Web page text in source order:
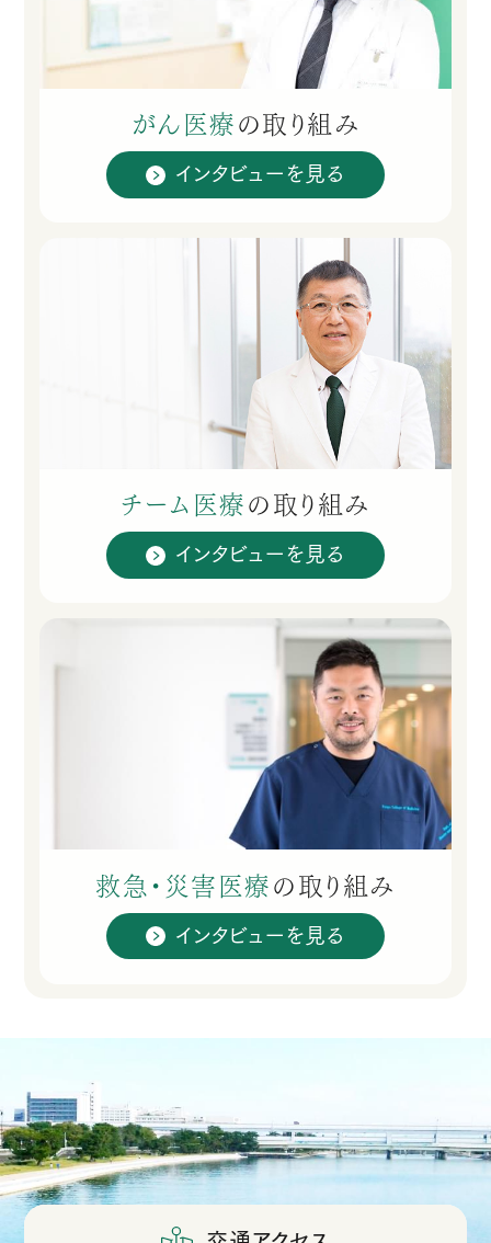
がん医療 の取り組み
インタビューを見る
チーム医療 の 取り組み
インタビューを見る
救急・災害医療 の 取り組み
インタビューを見る